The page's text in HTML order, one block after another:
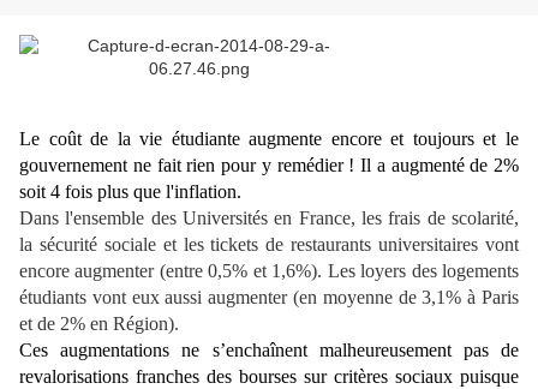
Le coût de la vie étudiante augmente encore et toujours et le
gouvernement ne fait rien pour y remédier ! Il a augmenté de 2%
soit 4 fois plus que l'inflation.
Dans l'ensemble des Universités en France, les frais de scolarité,
la sécurité sociale et les tickets de restaurants universitaires vont
encore augmenter (entre 0,5% et 1,6%). Les loyers des logements
étudiants vont eux aussi augmenter (en moyenne de 3,1% à Paris
et de 2% en Région).
Ces augmentations ne s’enchaînent malheureusement pas de
revalorisations franches des bourses sur critères sociaux puisque